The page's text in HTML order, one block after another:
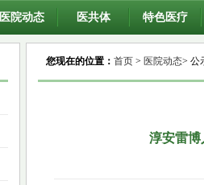
医院动态 医共体 特色医疗
您现在的位置： 首页 > 医院动态> 公
淳安雷博